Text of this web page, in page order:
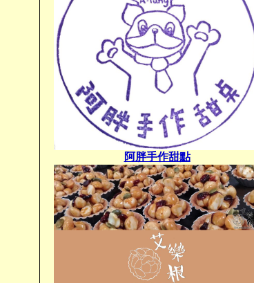
阿胖手作甜點